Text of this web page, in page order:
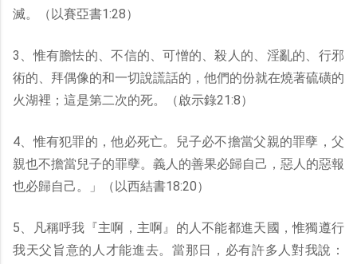
滅。（以賽亞書1:28）
3、惟有膽怯的、不信的、可憎的、殺人的、淫亂的、行邪
術的、拜偶像的和一切說謊話的，他們的份就在燒著硫磺的
火湖裡；這是第二次的死。（啟示錄21:8）
4、惟有犯罪的，他必死亡。兒子必不擔當父親的罪孽，父
親也不擔當兒子的罪孽。義人的善果必歸自己，惡人的惡報
也必歸自己。」（以西結書18:20）
5、凡稱呼我『主啊，主啊』的人不能都進天國，惟獨遵行
我天父旨意的人才能進去。當那日，必有許多人對我說：